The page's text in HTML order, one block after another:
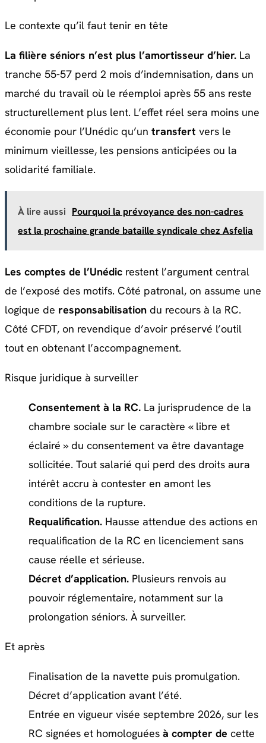
Le contexte qu’il faut tenir en tête
La filière séniors n’est plus l’amortisseur d’hier. La
tranche 55-57 perd 2 mois d’indemnisation, dans un
marché du travail où le réemploi après 55 ans reste
structurellement plus lent. L’effet réel sera moins une
économie pour l’Unédic qu’un transfert vers le
minimum vieillesse, les pensions anticipées ou la
solidarité familiale.
À lire aussi Pourquoi la prévoyance des non-cadres
est la prochaine grande bataille syndicale chez Asfelia
Les comptes de l’Unédic restent l’argument central
de l’exposé des motifs. Côté patronal, on assume une
logique de responsabilisation du recours à la RC.
Côté CFDT, on revendique d’avoir préservé l’outil
tout en obtenant l’accompagnement.
Risque juridique à surveiller
Consentement à la RC. La jurisprudence de la
chambre sociale sur le caractère « libre et
éclairé » du consentement va être davantage
sollicitée. Tout salarié qui perd des droits aura
intérêt accru à contester en amont les
conditions de la rupture.
Requalification. Hausse attendue des actions en
requalification de la RC en licenciement sans
cause réelle et sérieuse.
Décret d’application. Plusieurs renvois au
pouvoir réglementaire, notamment sur la
prolongation séniors. À surveiller.
Et après
Finalisation de la navette puis promulgation.
Décret d’application avant l’été.
Entrée en vigueur visée septembre 2026, sur les
RC signées et homologuées à compter de cette